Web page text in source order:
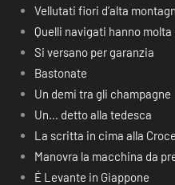
Vellutati fiori d’alta
Quelli navigati hanno molta
Si versano per garanzia
Bastonate
Un demi tra gli champagne
Un… detto alla tedesca
La scritta in cima alla Croce
Manovra la macchina da
É Levante in Giappone